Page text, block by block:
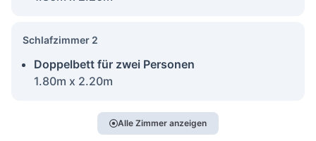
Schlafzimmer 2
Doppelbett für zwei Personen
1.80m x 2.20m
Alle Zimmer anzeigen